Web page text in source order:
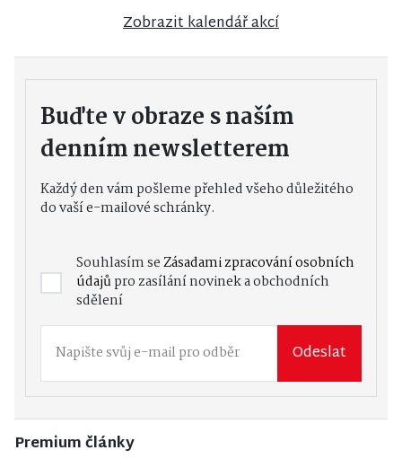
Zobrazit kalendář akcí
Buďte v obraze s naším
denním newsletterem
Každý den vám pošleme přehled všeho důležitého
do vaší e-mailové schránky.
Souhlasím seZásadami zpracování osobních
údajůpro zasílání novinek a obchodních
sdělení
Odeslat
Premium články